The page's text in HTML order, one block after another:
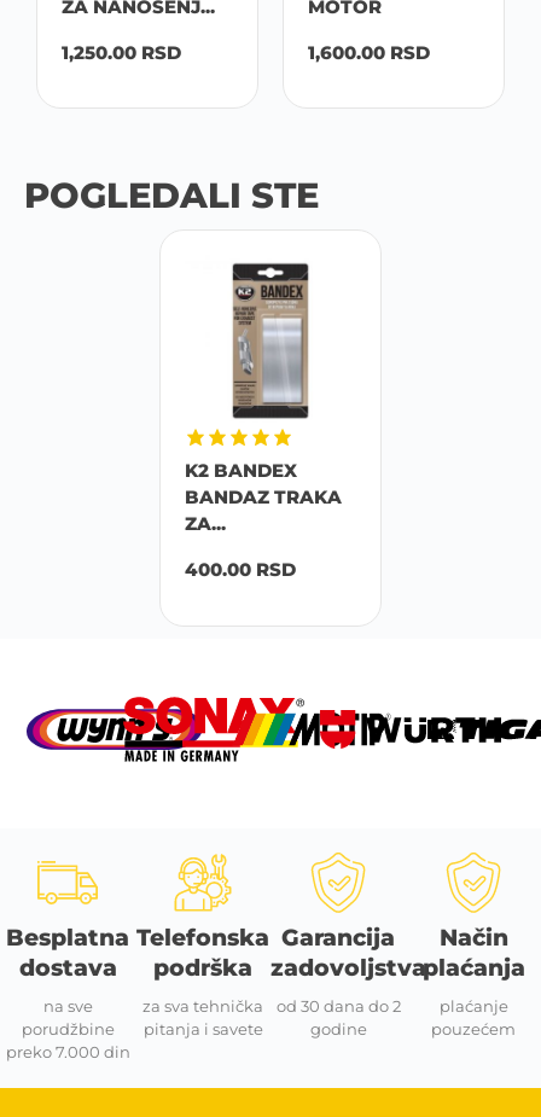
ZA NANOSENJ...
1,250.00 RSD
MOTOR
1,600.00 RSD
POGLEDALI STE
K2 BANDEX
BANDAZ TRAKA
ZA...
400.00 RSD
Besplatna
dostava
na sve
porudžbine
preko 7.000 din
Telefonska
podrška
za sva tehnička
pitanja i savete
Garancija
zadovoljstva
od 30 dana do 2
godine
Način
plaćanja
plaćanje
pouzećem